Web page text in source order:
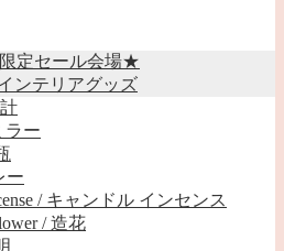
定セール会場★
ンテリアグッズ
ラー
ー
/ キャンドル インセンス
/ 造花